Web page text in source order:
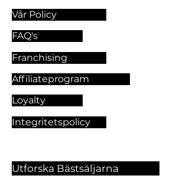
Vår Policy
FAQ's
Franchising
Affiliateprogram
Loyalty
Integritetspolicy
Utforska Bästsäljarna